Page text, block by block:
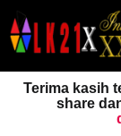
ke
konten
Terima kasih
share